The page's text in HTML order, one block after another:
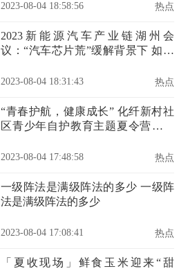
2023-08-04 18:58:56 热点
2023新能源汽车产业链湖州会
议：“汽车芯片荒”缓解背景下 如何
2023-08-04 18:31:43 热点
“青春护航，健康成长” 化纤新村社
区青少年自护教育主题夏令营圆满
2023-08-04 17:48:58 热点
一级阵法是满级阵法的多少 一级阵
法是满级阵法的多少
2023-08-04 17:08:41 热点
「夏收现场」鲜食玉米迎来“甜